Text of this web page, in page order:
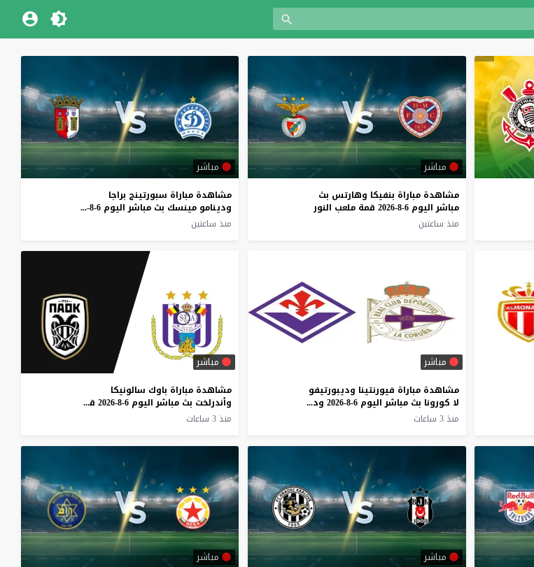
مباشر
مشاهدة مباراة بنفيكا وهارتس بث
مباشر اليوم 6-8-2026 قمة ملعب النور
منذ ساعتين
مباشر
مشاهدة مباراة سبورتينج براجا
ودينامو مينسك بث مباشر اليوم 6-8-2026 تصفيات دوري المؤتمر الأوروبي
منذ ساعتين
مباشر
مشاهدة مباراة فيورنتينا وديبورتيفو
لا كورونا بث مباشر اليوم 6-8-2026 ودية كورفا فييزولي – فيولا بارك
منذ 3 ساعات
مباشر
مشاهدة مباراة باوك سالونيكا
وأندرلخت بث مباشر اليوم 6-8-2026 قمة تومبا
منذ 3 ساعات
مباشر مباشر